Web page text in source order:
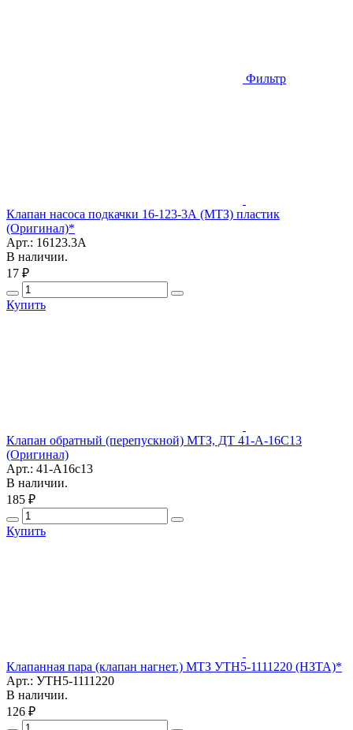
Фильтр
Клапан насоса подкачки 16-123-3А (МТЗ) пластик
(Оригинал)*
Арт.: 16123.3А
В наличии.
17 ₽
Купить
Клапан обратный (перепускной) МТЗ, ДТ 41-А-16С13
(Оригинал)
Арт.: 41-А16с13
В наличии.
185 ₽
Купить
Клапанная пара (клапан нагнет.) МТЗ УТН5-1111220 (НЗТА)*
Арт.: УТН5-1111220
В наличии.
126 ₽